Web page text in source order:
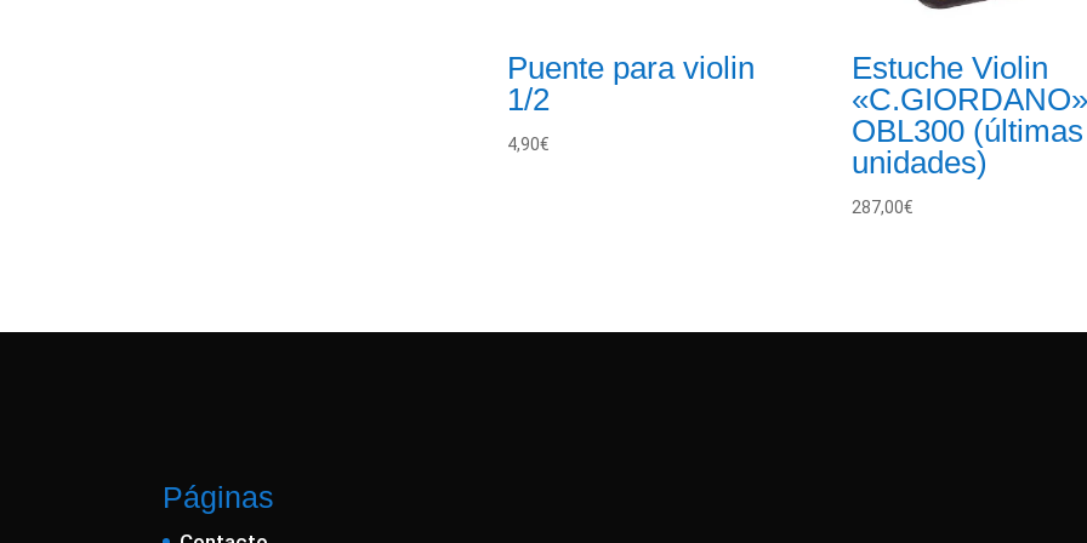
Puente para violin
1/2
4,90€
Estuche Violin
«C.GIORDANO»
OBL300 (últimas
unidades)
287,00€
Páginas